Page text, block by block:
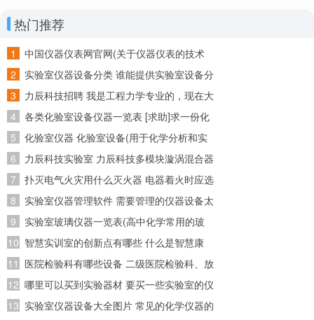
热门推荐
中国仪器仪表网官网(关于仪器仪表的技术
资料在哪个网站比较好找~)
实验室仪器设备分类 谁能提供实验室设备分
类目录呢~
力辰科技招聘 我是工程力学专业的，现在大
四了，准备回广东工作，请问广东省有哪些
公司招聘工程力学专业的
各类化验室设备仪器一览表 [求助]求一份化
验室化验仪器和试剂的清单
化验室仪器 化验室设备(用于化学分析和实
验的必备装备)
力辰科技实验室 力辰科技多模块漩涡混合器
怎么安装？怎么操作？
扑灭电气火灾用什么灭火器 电器着火时应选
用什么灭火器灭火
实验室仪器管理软件 需要管理的仪器设备太
多了，求推荐好用的实验室管理软件
实验室玻璃仪器一览表(高中化学常用的玻
璃仪器有哪些)
智慧实训室的创新点有哪些 什么是智慧康
养？智慧康养应该怎么做？
医院检验科有哪些设备 二级医院检验科、放
射科、病理科有哪些医疗设备!详细点!
哪里可以买到实验器材 要买一些实验室的仪
器的试剂，请问一下到哪儿买
实验室仪器设备大全图片 常见的化学仪器的